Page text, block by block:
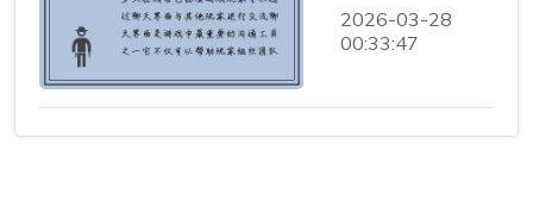
2026-03-28
00:33:47